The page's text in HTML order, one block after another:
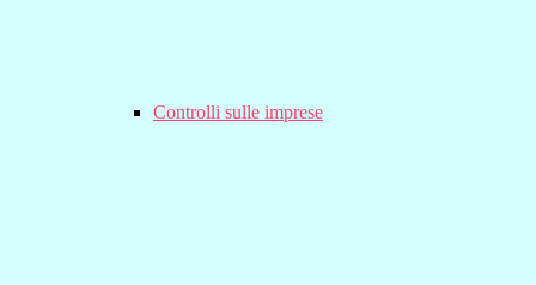
Controlli sulle imprese